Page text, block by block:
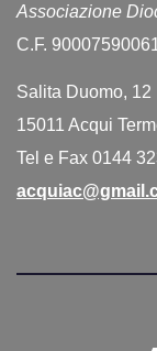
Associazione
C.F.
Salita Duomo, 12
15011 Acqui
Tel e Fax 0144